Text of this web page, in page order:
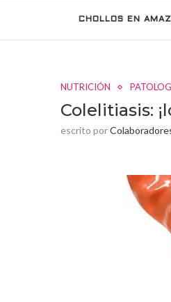
CHOLLOS EN
NUTRICIÓN
Colelitiasis:
escrito por